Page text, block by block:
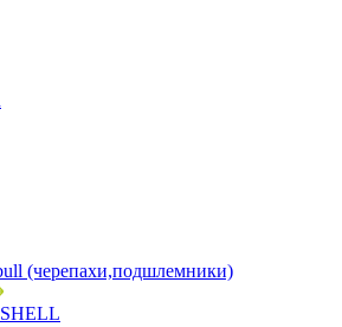
(черепахи,подшлемники)